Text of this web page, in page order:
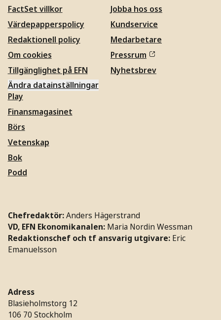
FactSet villkor
Värdepapperspolicy
Redaktionell policy
Om cookies
Tillgänglighet på EFN
Ändra datainställningar
Jobba hos oss
Kundservice
Medarbetare
Pressrum
Nyhetsbrev
Play
Finansmagasinet
Börs
Vetenskap
Bok
Podd
Chefredaktör:Anders Hägerstrand
VD, EFN Ekonomikanalen: Maria Nordin Wessman
Redaktionschef och tf ansvarig utgivare: Eric
Emanuelsson
Adress
Blasieholmstorg 12
106 70 Stockholm